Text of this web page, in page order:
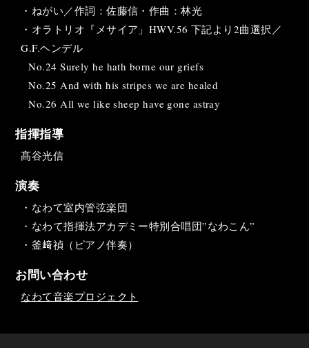
・ねがい／作詞：佐藤信・作曲：林光
・オラトリオ『メサイア」HWV.56 下記より2曲選択／
G.F.ヘンデル
No.24 Surely he hath borne our griefs
No.25 And with his stripes we are healed
No.26 All we like sheep have gone astray
指揮指導
髙谷光信
演奏
・なわて室内管弦楽団
・なわて指揮法アカデミー特別合唱団”なわこん”
・釜﨑禎（ピアノ伴奏）
お問い合わせ
なわて音楽プロジェクト